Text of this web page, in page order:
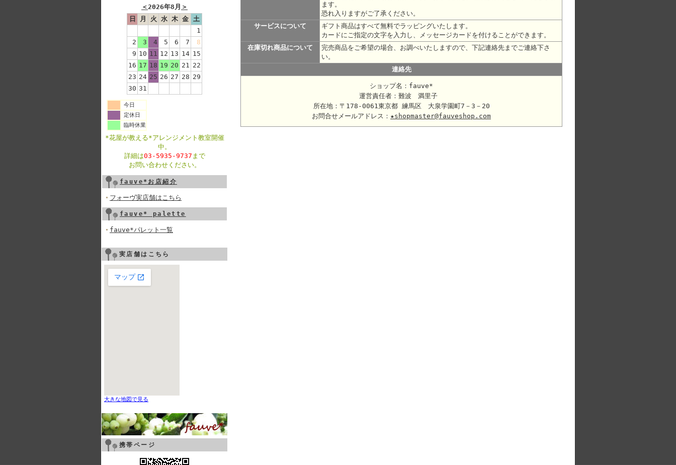
＜2026年8月 ＞
日
月 火 水 木 金 土
1
2
3 4 5 6 7
8
9 10 11 12 13 14 15
16 17 18 19 20 21 22
23 24 25 26 27 28 29
30 31
今日
定休日
臨時休業
*花屋が教える*アレンジメント教室開催
中。
詳細は03-5935-9737 まで
お問い合わせください。
fauve*お店紹介
フォーヴ実店舗はこちら
fauve* palette
fauve*パレット一覧
実店舗はこちら
大きな地図で見る
携帯ページ
ます。
恐れ入りますがご了承ください。
サービスについて
ギフト商品はすべて無料でラッピングいたします。
カードにご指定の文字を入力し、メッセージカードを付けることができます。
在庫切れ商品について
完売商品をご希望の場合、お調べいたしますので、下記連絡先までご連絡下さ
い。
連絡先
ショップ名：fauve*
運営責任者：難波 満里子
所在地：〒178-0061東京都 練馬区 大泉学園町7－3－20
お問合せメールアドレス： ★shopmaster@fauveshop.com